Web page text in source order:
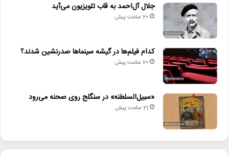
لینک خبر
کپی
دیگر خبرها
جلال آل‌احمد به قاب تلویزیون می‌آید
20 ساعت پیش
کدام فیلم‌ها در گیشه سینماها صدرنشین شدند؟
20 ساعت پیش
«سبیل‌السلطنه» در سنگلج روی صحنه می‌رود
21 ساعت پیش